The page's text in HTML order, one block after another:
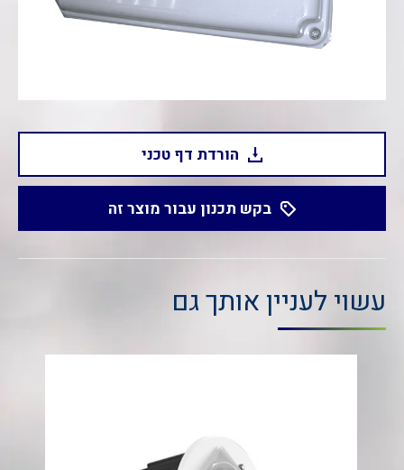
הורדת דף טכני
בקש תכנון עבור מוצר זה
עשוי לעניין אותך גם